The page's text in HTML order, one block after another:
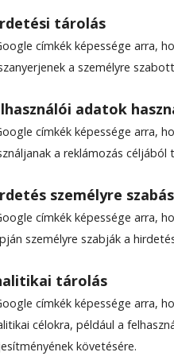
tárolás
címkék képessége arra,
a személyre
adatok
címkék képessége arra,
a reklámozás
személyre
címkék képessége arra,
személyre szabják a
tárolás
címkék képessége arra,
célokra, például a
követésére.
– HBC-